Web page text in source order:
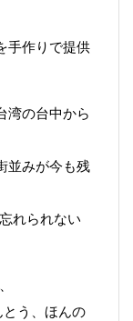
手作りで提供
湾の台中から
並みが今も残
れられない
う、ほんの